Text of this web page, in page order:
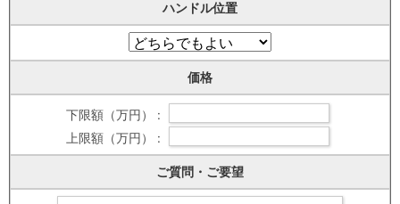
ハンドル位置
価格
下限額（万円） :
上限額（万円） :
ご質問・ご要望